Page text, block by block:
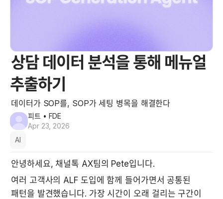
상담 데이터 분석을 통해 메뉴얼
추출하기
데이터가 SOP를, SOP가 세팅 병목을 해결한다
피트 • FDE
Apr 23, 2026
AI
안녕하세요, 채널톡 AX팀의 Pete입니다.
여러 고객사의 ALF 도입에 함께 들어가면서 공통된
패턴을 발견했습니다. 가장 시간이 오래 걸리는 구간이